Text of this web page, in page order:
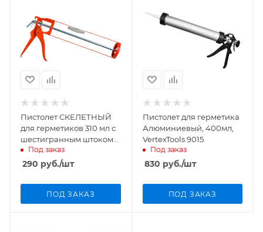
Пистолет СКЕЛЕТНЫЙ
для герметиков 310 мл с
шестигранным штоком
ULTIMA арт. ULTMG11001
Под заказ
290 руб./шт
ПОД ЗАКАЗ
Пистолет для герметика
Алюминиевый, 400мл,
VertexTools 9015
Под заказ
830 руб./шт
ПОД ЗАКАЗ